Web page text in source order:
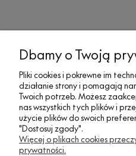
MOJE
Dbamy o Twoją
Pliki cookies i pokrewne im
działanie strony i pomagają
Twoich potrzeb. Możesz
nas wszystkich tych plików i
użycie plików do swoich
"Dostosuj zgody".
Więcej o plikach cookies
prywatności.